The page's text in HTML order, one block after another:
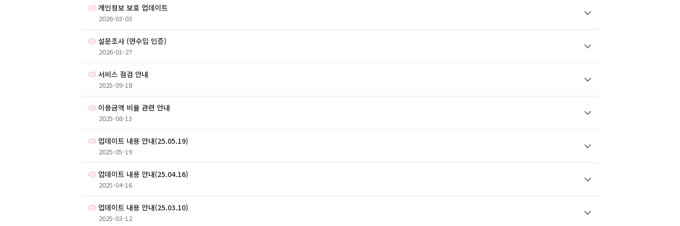
개인정보 보호 업데이트
2026-03-03
설문조사 (연수입 인증)
2026-01-27
서비스 점검 안내
2025-09-18
이용금액 비율 관련 안내
2025-08-13
업데이트 내용 안내(25.05.19)
2025-05-19
업데이트 내용 안내(25.04.16)
2025-04-16
업데이트 내용 안내(25.03.10)
2025-03-12